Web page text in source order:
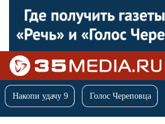
Накопи удачу 9 Голос Череповца